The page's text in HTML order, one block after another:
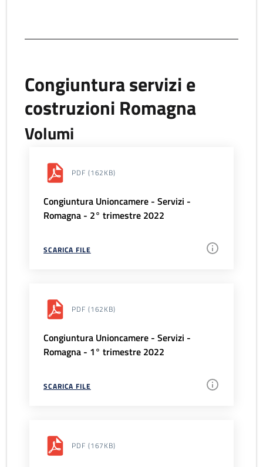
Congiuntura servizi e
costruzioni Romagna
Volumi
PDF (162KB)
Congiuntura Unioncamere - Servizi -
Romagna - 2° trimestre 2022
SCARICA FILE
PDF (162KB)
Congiuntura Unioncamere - Servizi -
Romagna - 1° trimestre 2022
SCARICA FILE
PDF (167KB)